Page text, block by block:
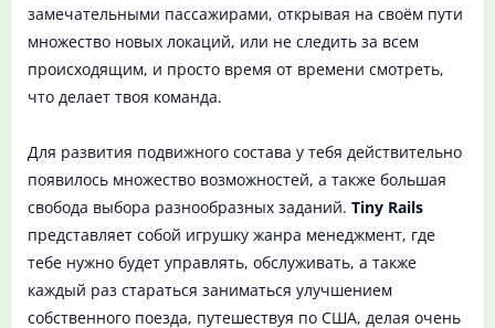
замечательными пассажирами, открывая на своём пути
множество новых локаций, или не следить за всем
происходящим, и просто время от времени смотреть,
что делает твоя команда.
Для развития подвижного состава у тебя действительно
появилось множество возможностей, а также большая
свобода выбора разнообразных заданий. Tiny Rails
представляет собой игрушку жанра менеджмент, где
тебе нужно будет управлять, обслуживать, а также
каждый раз стараться заниматься улучшением
собственного поезда, путешествуя по США, делая очень